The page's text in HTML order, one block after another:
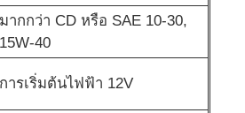
งกำเนิดไฟฟ้า
เชื่อม
มากกว่า CD หรือ SAE 10-30,
15W-40
การเริ่มต้นไฟฟ้า 12V